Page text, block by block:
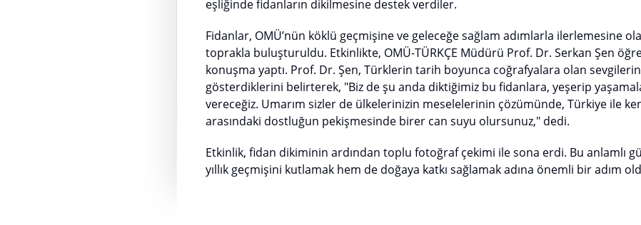
eşliğinde fidanların dikilmesine destek verdiler.
Fidanlar, OMÜ’nün köklü geçmişine ve geleceğe sağlam adımlarla ilerlemesine
toprakla buluşturuldu. Etkinlikte, OMÜ-TÜRKÇE Müdürü Prof. Dr. Serkan Şen
konuşma yaptı. Prof. Dr. Şen, Türklerin tarih boyunca coğrafyalara olan
gösterdiklerini belirterek, "Biz de şu anda diktiğimiz bu fidanlara, yeşerip
vereceğiz. Umarım sizler de ülkelerinizin meselelerinin çözümünde, Türkiye ile
arasındaki dostluğun pekişmesinde birer can suyu olursunuz," dedi.
Etkinlik, fidan dikiminin ardından toplu fotoğraf çekimi ile sona erdi. Bu anlamlı
yıllık geçmişini kutlamak hem de doğaya katkı sağlamak adına önemli bir adım